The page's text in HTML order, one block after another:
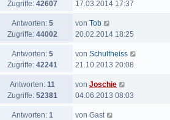
Zugriffe: 42607
17.03.2014 17:37
Antworten: 5
Zugriffe: 44002
von Tob
20.02.2014 18:25
Antworten: 5
Zugriffe: 42241
von Schultheiss
21.10.2013 20:08
Antworten: 11
Zugriffe: 52381
von Joschie
04.06.2013 08:03
Antworten: 1
von Gast